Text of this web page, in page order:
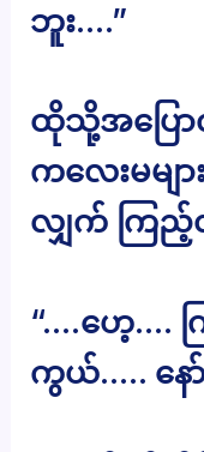
ဘူး….”
ထိုသို့အပြေ
ကလေးမမ
လျှက် ကြည့်
“….ဟေ့….
ကွယ်….. နေ